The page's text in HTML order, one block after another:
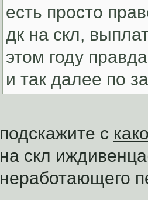
есть просто
дк на скл,
этом году
и так далее по
подскажите с
на скл
неработающего